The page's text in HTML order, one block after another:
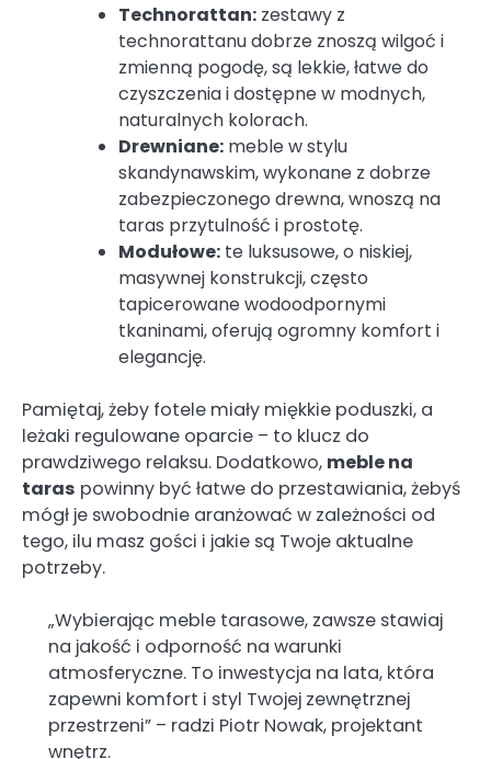
Technorattan: zestawy z
technorattanu dobrze znoszą wilgoć i
zmienną pogodę, są lekkie, łatwe do
czyszczenia i dostępne w modnych,
naturalnych kolorach.
Drewniane: meble w stylu
skandynawskim, wykonane z dobrze
zabezpieczonego drewna, wnoszą na
taras przytulność i prostotę.
Modułowe: te luksusowe, o niskiej,
masywnej konstrukcji, często
tapicerowane wodoodpornymi
tkaninami, oferują ogromny komfort i
elegancję.
Pamiętaj, żeby fotele miały miękkie poduszki, a
leżaki regulowane oparcie – to klucz do
prawdziwego relaksu. Dodatkowo, meble na
taras powinny być łatwe do przestawiania, żebyś
mógł je swobodnie aranżować w zależności od
tego, ilu masz gości i jakie są Twoje aktualne
potrzeby.
„Wybierając meble tarasowe, zawsze stawiaj
na jakość i odporność na warunki
atmosferyczne. To inwestycja na lata, która
zapewni komfort i styl Twojej zewnętrznej
przestrzeni” – radzi Piotr Nowak, projektant
wnętrz.